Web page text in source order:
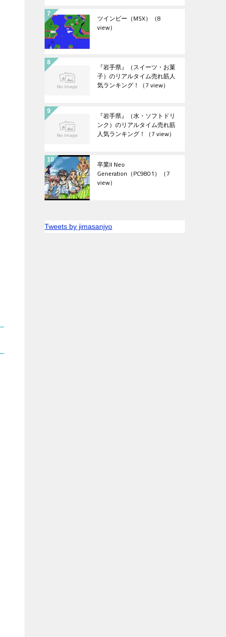
ツインビー（MSX） （8
view）
『岩手県』（スイーツ・お菓
子）のリアルタイム売れ筋人
気ランキング！ （7 view）
『岩手県』（水・ソフトドリ
ンク）のリアルタイム売れ筋
人気ランキング！ （7 view）
卒業II Neo
Generation（PC9801） （7
view）
Tweets by jimasanjyo